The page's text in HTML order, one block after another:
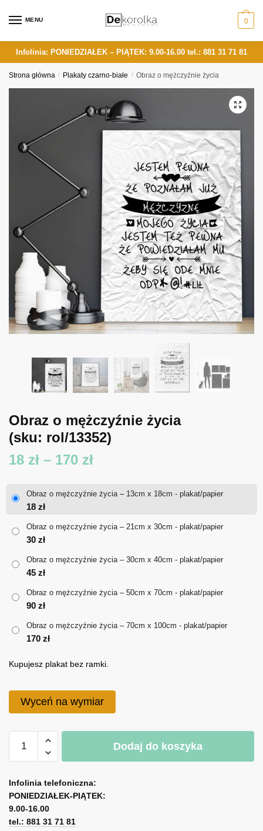
MENU 0
Infolinia: PONIEDZIAŁEK – PIĄTEK: 9.00-16.00 tel.: 881 31 71 81
Strona główna / Plakaty czarno-białe / Obraz o mężczyźnie życia
Obraz o mężczyźnie życia
(sku: rol/13352)
18 zł – 170 złZakres
od
18 zł
Obraz o mężczyźnie życia – 13cm x 18cm - plakat/papier
18 zł
Obraz o mężczyźnie życia – 21cm x 30cm - plakat/papier
30 zł
Obraz o mężczyźnie życia – 30cm x 40cm - plakat/papier
45 zł
Obraz o mężczyźnie życia – 50cm x 70cm - plakat/papier
90 zł
Obraz o mężczyźnie życia – 70cm x 100cm - plakat/papier
170 zł
Kupujesz plakat bez ramki.
Wyceń na wymiar
Obraz
mężczyźnie
życia
Dodaj do koszyka
l
t
e
r
Infolinia telefoniczna:
PONIEDZIAŁEK-PIĄTEK:
9.00-16.00
tel.: 881 31 71 81